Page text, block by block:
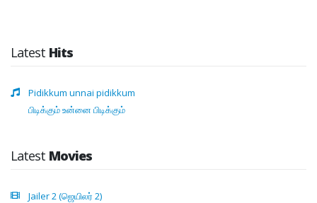
Latest Hits
Pidikkum unnai pidikkum
பிடிக்கும் உன்னை பிடிக்கும்
Latest Movies
Jailer 2 (ஜெயிலர் 2)